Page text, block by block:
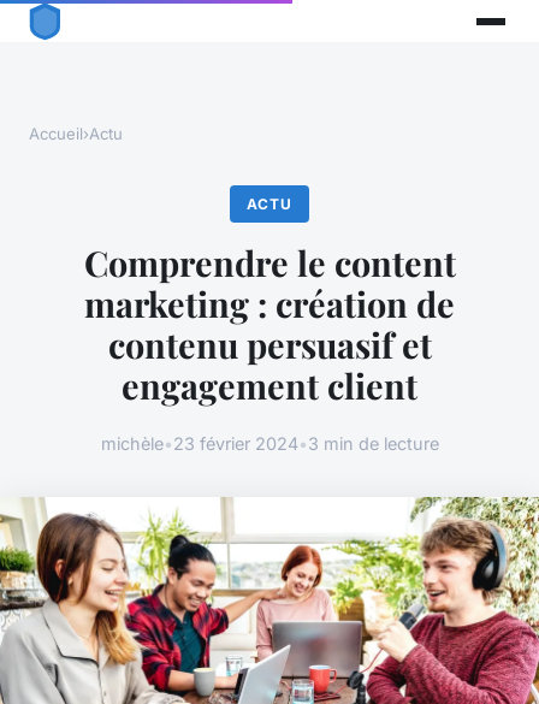
Accueil›Actu
ACTU
Comprendre le content
marketing : création de
contenu persuasif et
engagement client
michèle•23 février 2024•3 min de lecture